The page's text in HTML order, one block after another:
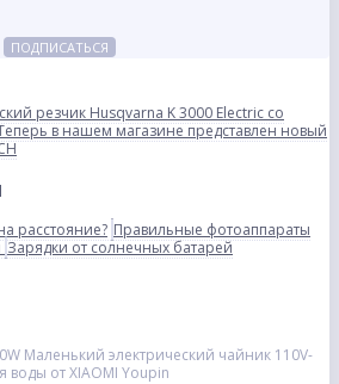
ПОДПИСАТЬСЯ
резчик Husqvarna K 3000 Electric со
в нашем магазине представлен новый
расстояние? Правильные фотоаппараты
Зарядки от солнечных батарей
Маленький электрический чайник 110V-
от XIAOMI Youpin